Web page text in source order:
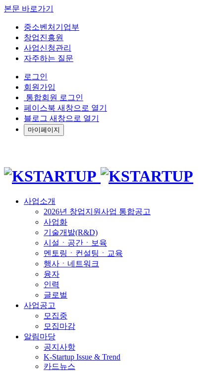
본문 바로가기
중소벤처기업부
창업진흥원
사업신청관리
자주하는 질문
로그인
회원가입
통합회원 로그인
페이스북 새창으로 열기
블로그 새창으로 열기
마이페이지
사업소개
2026년 창업지원사업 통합공고
사업화
기술개발(R&D)
시설ㆍ공간ㆍ보육
멘토링ㆍ컨설팅ㆍ교육
행사ㆍ네트워크
융자
인력
글로벌
사업공고
모집중
모집마감
알림마당
공지사항
K-Startup Issue & Trend
카드뉴스